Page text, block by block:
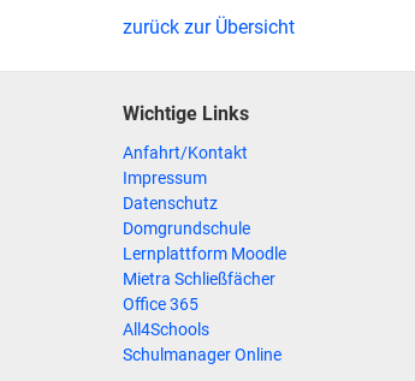
zurück zur Übersicht
Wichtige Links
Anfahrt/Kontakt
Impressum
Datenschutz
Domgrundschule
Lernplattform Moodle
Mietra Schließfächer
Office 365
All4Schools
Schulmanager Online